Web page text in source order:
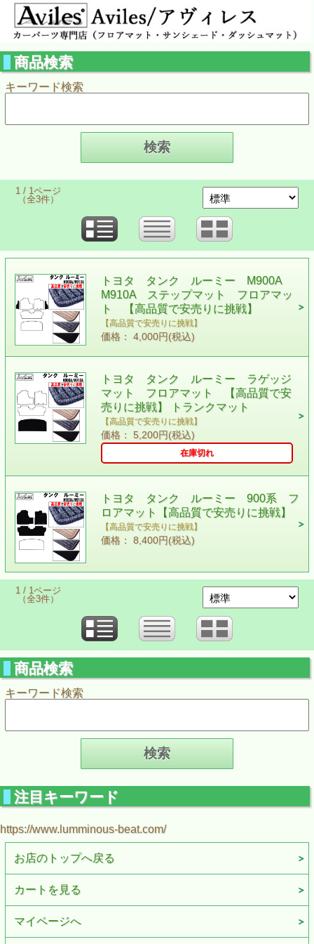
商品検索
キーワード検索
1 / 1ページ
（全3件）
トヨタ タンク ルーミー M900A
M910A ステップマット フロアマッ
ト 【高品質で安売りに挑戦】
【高品質で安売りに挑戦】
価格： 4,000円(税込)
トヨタ タンク ルーミー ラゲッジ
マット フロアマット 【高品質で安
売りに挑戦】 トランクマット
【高品質で安売りに挑戦】
価格： 5,200円(税込)
在庫切れ
トヨタ タンク ルーミー 900系 フ
ロアマット【高品質で安売りに挑戦】
【高品質で安売りに挑戦】
価格： 8,400円(税込)
1 / 1ページ
（全3件）
商品検索
キーワード検索
注目キーワード
https://www.lumminous-beat.com/
お店のトップへ戻る
カートを見る
マイページへ